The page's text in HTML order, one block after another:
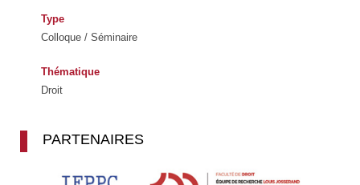
Type
Colloque / Séminaire
Thématique
Droit
PARTENAIRES